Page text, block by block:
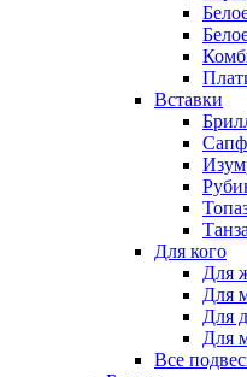
Вставки
Для кого
Для
Для
Для
Для
Все